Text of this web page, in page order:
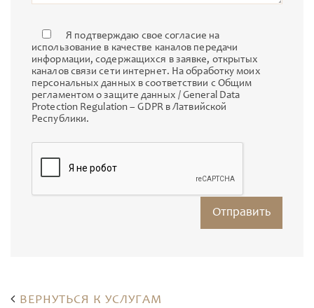
Я подтверждаю свое согласие на
использование в качестве каналов передачи
информации, содержащихся в заявке, открытых
каналов связи сети интернет. На обработку моих
персональных данных в соответствии с Общим
регламентом о защите данных / General Data
Protection Regulation – GDPR в Латвийской
Республики.
ВЕРНУТЬСЯ К УСЛУГАМ